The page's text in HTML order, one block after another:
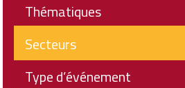
Thématiques
Secteurs
Type d’événement